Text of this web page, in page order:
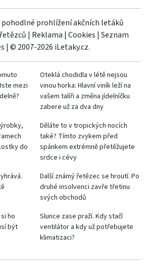
prohlížení akčních letáků
| Reklama | Cookies | Seznam
| © 2007-2026 iLetaky.cz.
mezi
Oteklá chodidla v létě nejsou
vinou horka: Hlavní viník leží na
vašem talíři a změna jídelníčku
zabere už za dva dny
do
Děláte to v tropických nocích
také? Tímto zvykem před
spánkem extrémně přetěžujete
srdce i cévy
Další známý řetězec se hroutí. Po
druhé insolvenci zavře třetinu
svých obchodů
ho
být
Slunce zase praží. Kdy stačí
ventilátor a kdy už potřebujete
klimatizaci?